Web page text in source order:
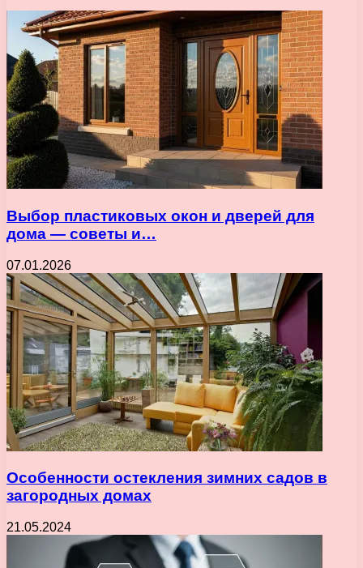
Выбор пластиковых окон и дверей для
дома — советы и…
07.01.2026
Особенности остекления зимних садов в
загородных домах
21.05.2024